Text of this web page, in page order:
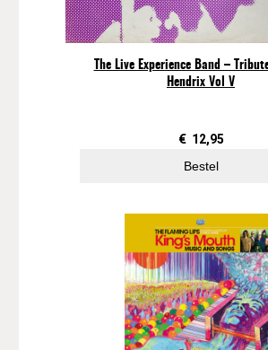
The Live Experience Band –
Hendrix Vol V
€ 12,95
Bestel